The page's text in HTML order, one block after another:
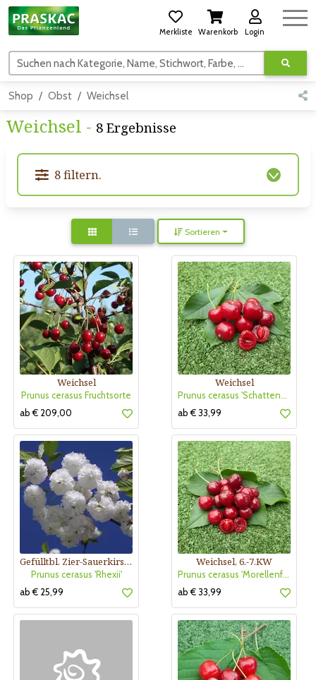
Merkliste Warenkorb Login
Suchen nach Kategorie, Name, Stichwort, Farbe, usw.
Shop Obst Weichsel
Weichsel - 8 Ergebnisse
8 filtern.
Sortieren
Weichsel
Prunus cerasus Fruchtsorte
ab € 209,00
Weichsel
Prunus cerasus 'Schattenmorelle'
ab € 33,99
Gefülltbl. Zier-Sauerkirsche
Prunus cerasus 'Rhexii'
ab € 25,99
Weichsel, 6.-7.KW
Prunus cerasus 'Morellenfeuer'
ab € 33,99